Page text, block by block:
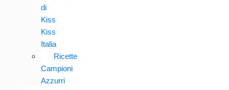
di
Kiss
Kiss
Italia
Ricette
Campioni
Azzurri